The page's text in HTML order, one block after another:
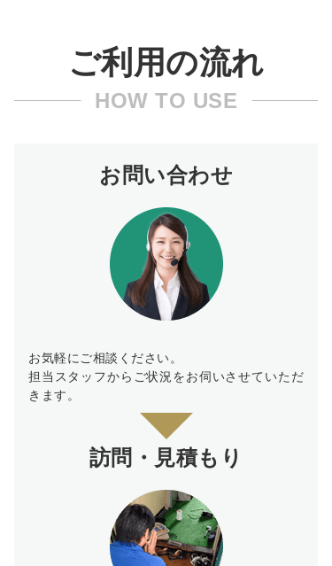
ご利用の流れ
HOW TO USE
お問い合わせ
お気軽にご相談ください。
担当スタッフからご状況をお伺いさせていただ
きます。
訪問・見積もり